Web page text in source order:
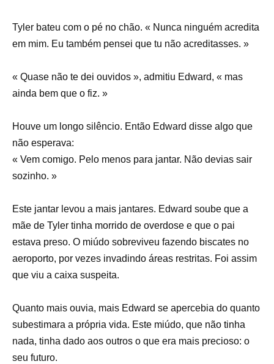
Tyler bateu com o pé no chão. « Nunca ninguém acredita
em mim. Eu também pensei que tu não acreditasses. »
« Quase não te dei ouvidos », admitiu Edward, « mas
ainda bem que o fiz. »
Houve um longo silêncio. Então Edward disse algo que
não esperava:
« Vem comigo. Pelo menos para jantar. Não devias sair
sozinho. »
Este jantar levou a mais jantares. Edward soube que a
mãe de Tyler tinha morrido de overdose e que o pai
estava preso. O miúdo sobreviveu fazendo biscates no
aeroporto, por vezes invadindo áreas restritas. Foi assim
que viu a caixa suspeita.
Quanto mais ouvia, mais Edward se apercebia do quanto
subestimara a própria vida. Este miúdo, que não tinha
nada, tinha dado aos outros o que era mais precioso: o
seu futuro.